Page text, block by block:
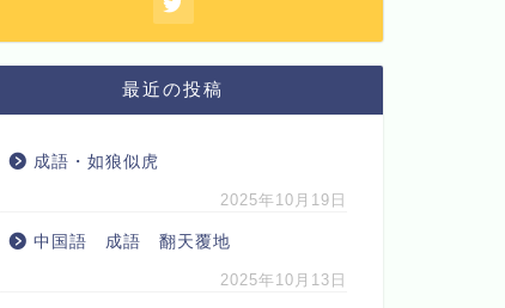
最近の投稿
成語・如狼似虎
2025年10月19日
中国語 成語 翻天覆地
2025年10月13日